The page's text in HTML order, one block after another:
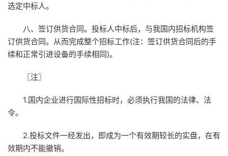
选定中标人。
八、签订供货合同。投标人中标后，与我国内招标机构签
订供货合同。从而完成整个招标工作(注：签订供货合同后的手
续和正常引进设备的手续相同)。
〖注〗
1.国内企业进行国际性招标时，必须执行我国的法律、法
令。
2.投标文件一经发出，即成为一个有效期较长的实盘，在有
效期内不能撤销。